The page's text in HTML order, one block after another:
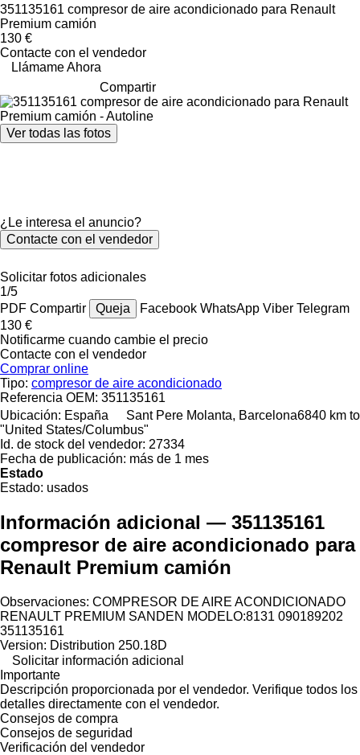
351135161 compresor de aire acondicionado para Renault
Premium camión
130 €
Contacte con el vendedor
Llámame Ahora
Compartir
Ver todas las fotos
¿Le interesa el anuncio?
Contacte con el vendedor
Solicitar fotos adicionales
1/5
PDF Compartir Queja Facebook WhatsApp Viber Telegram
130 €
Notificarme cuando cambie el precio
Contacte con el vendedor
Comprar online
Tipo: compresor de aire acondicionado
Referencia OEM: 351135161
Ubicación: España Sant Pere Molanta, Barcelona6840 km to
"United States/Columbus"
Id. de stock del vendedor: 27334
Fecha de publicación: más de 1 mes
Estado
Estado: usados
Información adicional — 351135161
compresor de aire acondicionado para
Renault Premium camión
Observaciones: COMPRESOR DE AIRE ACONDICIONADO
RENAULT PREMIUM SANDEN MODELO:8131 090189202
351135161
Version: Distribution 250.18D
Solicitar información adicional
Importante
Descripción proporcionada por el vendedor. Verifique todos los
detalles directamente con el vendedor.
Consejos de compra
Consejos de seguridad
Verificación del vendedor